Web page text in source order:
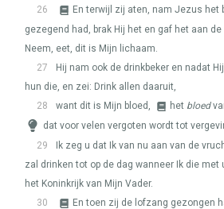
26
En terwijl zij aten, nam Jezus het
gezegend had, brak Hij het en gaf het aan
Neem, eet, dit is Mijn lichaam.
27
Hij nam ook de drinkbeker en nadat
hun die, en zei: Drink allen daaruit,
28
want dit is Mijn bloed, het bloed
dat voor velen vergoten wordt tot
29
Ik zeg u dat Ik van nu aan van de
zal drinken tot op de dag wanneer Ik die met
het Koninkrijk van Mijn Vader.
30
En toen zij de lofzang gezongen